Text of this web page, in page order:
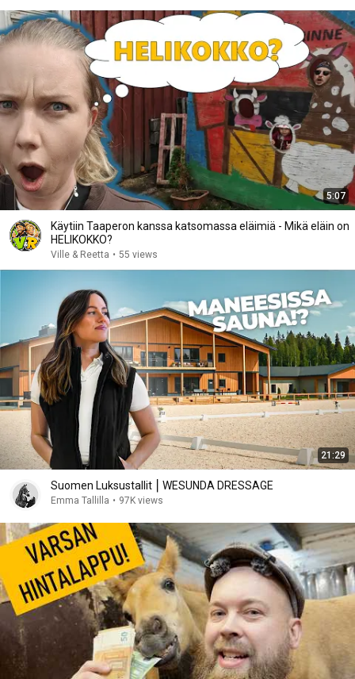
5:07
Käytiin Taaperon kanssa katsomassa eläimiä - Mikä eläin on
HELIKOKKO?
Ville & Reetta • 55 views
21:29
Suomen Luksustallit ⎮ WESUNDA DRESSAGE
Emma Tallilla • 97K views